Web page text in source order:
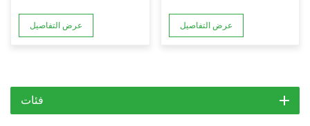
عرض التفاصيل عرض التفاصيل
فئات